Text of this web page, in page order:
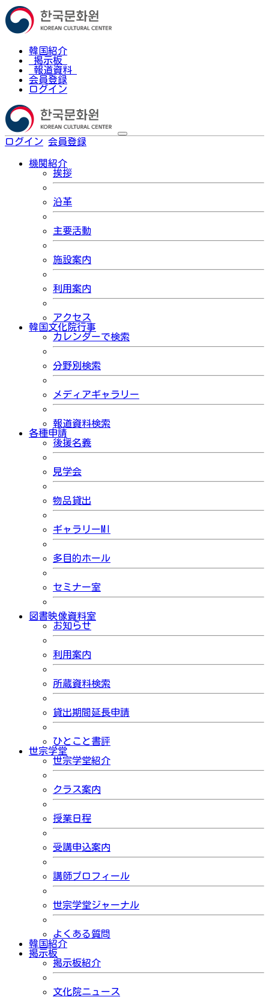
韓国紹介
掲示板
報道資料
会員登録
ログイン
ログイン 会員登録
機関紹介
挨拶
沿革
主要活動
施設案内
利用案内
アクセス
韓国文化院行事
カレンダーで検索
分野別検索
メディアギャラリー
報道資料検索
各種申請
後援名義
見学会
物品貸出
ギャラリーMI
多目的ホール
セミナー室
図書映像資料室
お知らせ
利用案内
所蔵資料検索
貸出期間延長申請
ひとこと書評
世宗学堂
世宗学堂紹介
クラス案内
授業日程
受講申込案内
講師プロフィール
世宗学堂ジャーナル
よくある質問
韓国紹介
掲示板
掲示板紹介
文化院ニュース